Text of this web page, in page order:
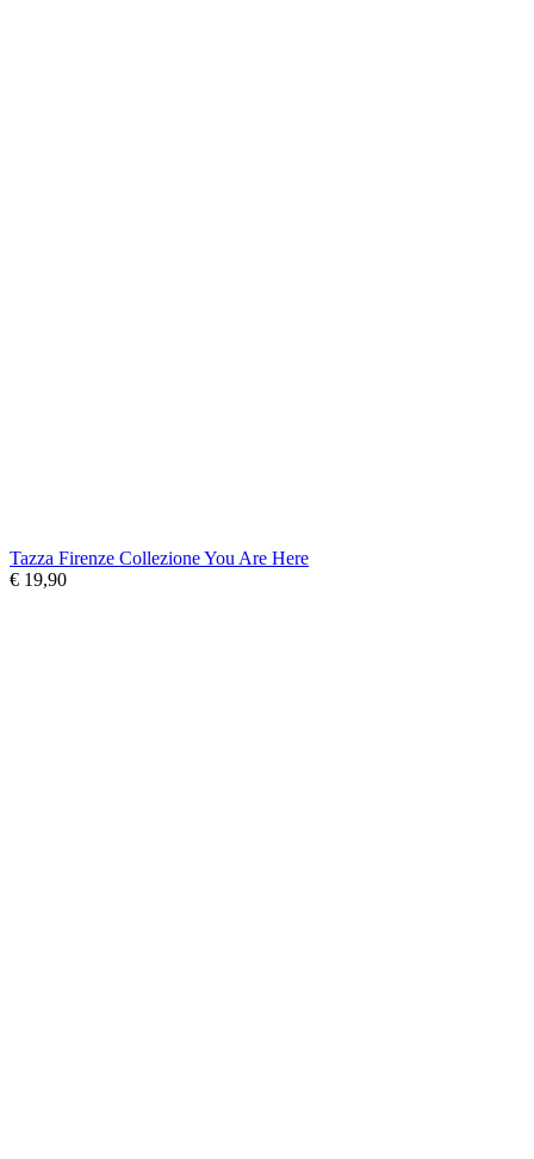
Tazza Firenze Collezione You Are Here
€ 19,90